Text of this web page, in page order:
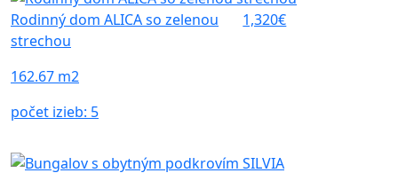
Rodinný dom ALICA so zelenou
strechou
1,320€
162.67 m2
počet izieb: 5